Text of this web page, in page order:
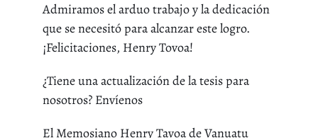
Admiramos el arduo trabajo y la dedicación
que se necesitó para alcanzar este logro.
¡Felicitaciones, Henry Tovoa!
¿Tiene una actualización de la tesis para
nosotros? Envíenos
El Memosiano Henry Tavoa de Vanuatu